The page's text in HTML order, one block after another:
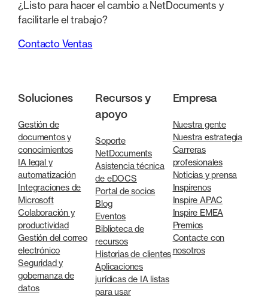
¿Listo para hacer el cambio a NetDocuments y
facilitarle el trabajo?
Contacto Ventas
Soluciones
Gestión de
documentos y
conocimientos
IA legal y
automatización
Integraciones de
Microsoft
Colaboración y
productividad
Gestión del correo
electrónico
Seguridad y
gobernanza de
datos
Recursos y
apoyo
Soporte
NetDocuments
Asistencia técnica
de eDOCS
Portal de socios
Blog
Eventos
Biblioteca de
recursos
Historias de clientes
Aplicaciones
jurídicas de IA listas
para usar
Empresa
Nuestra gente
Nuestra estrategia
Carreras
profesionales
Noticias y prensa
Inspírenos
Inspire APAC
Inspire EMEA
Premios
Contacte con
nosotros